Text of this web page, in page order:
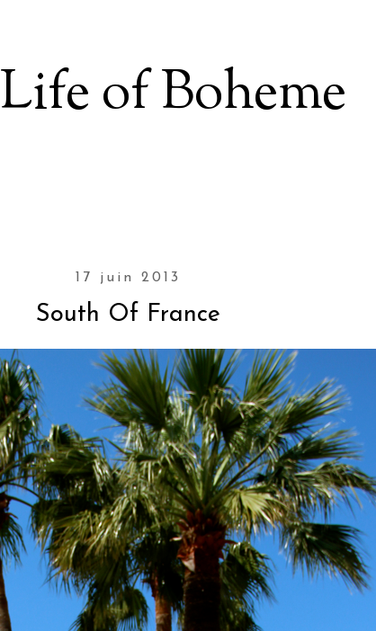
Life of Boheme
17 juin 2013
South Of France